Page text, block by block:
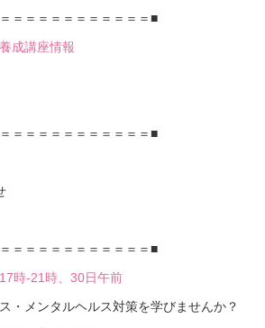
＝＝＝＝＝＝＝＝＝＝＝■
成講座情報
＝＝＝＝＝＝＝＝＝＝＝■
＝＝＝＝＝＝＝＝＝＝＝■
時-21時、30日午前
・メンタルヘルス対策を学びませんか？